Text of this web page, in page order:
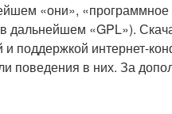
«они», «программное
дальнейшем «GPL»).
поддержкой интернет-
поведения в них. За